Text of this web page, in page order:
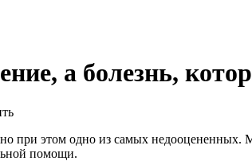
а болезнь,
при этом одно из самых
помощи.